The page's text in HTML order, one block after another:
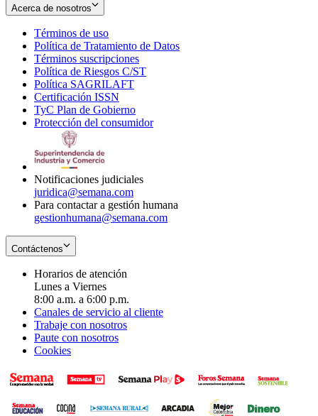
Acerca de nosotros
Términos de uso
in
new
window
Política de Tratamiento de Datos
Términos suscripciones
in
Política de Riesgos C/ST
Política SAGRILAFT
new
window
Certificación ISSN
in
new
TyC Plan de Gobierno
in
Protección del consumidorOpens
Notificaciones judiciales
juridica@semana.com
Para contactar a gestión humana
gestionhumana@semana.com
Contáctenos
Horarios de atención
Lunes a Viernes
8:00 a.m. a 6:00 p.m.
Canales de servicio al cliente
Trabaje con nosotros
Paute con nosotros
Cookies